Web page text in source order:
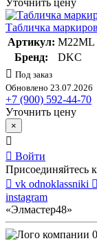
Табличка
Артикул: M22ML
Бренд:
DKC
Под заказ
Обновлено 23.07.2026
+7 (900) 592-44-70
Уточнить цену
×
Войти
Присоединяйтесь
vk odnoklassniki
instagram
«Элмастер48»